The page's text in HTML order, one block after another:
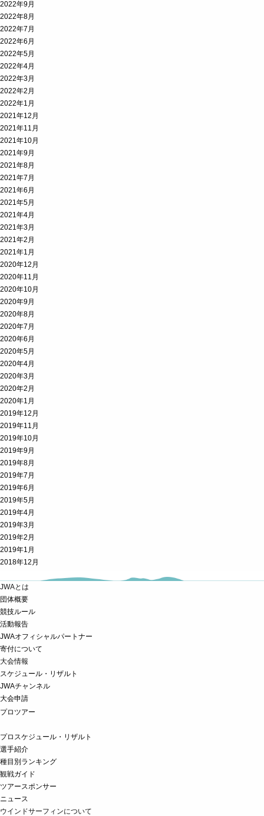
2022年9月
2022年8月
2022年7月
2022年6月
2022年5月
2022年4月
2022年3月
2022年2月
2022年1月
2021年12月
2021年11月
2021年10月
2021年9月
2021年8月
2021年7月
2021年6月
2021年5月
2021年4月
2021年3月
2021年2月
2021年1月
2020年12月
2020年11月
2020年10月
2020年9月
2020年8月
2020年7月
2020年6月
2020年5月
2020年4月
2020年3月
2020年2月
2020年1月
2019年12月
2019年11月
2019年10月
2019年9月
2019年8月
2019年7月
2019年6月
2019年5月
2019年4月
2019年3月
2019年2月
2019年1月
2018年12月
JWAとは
団体概要
競技ルール
活動報告
JWAオフィシャルパートナー
寄付について
大会情報
スケジュール・リザルト
JWAチャンネル
大会申請
プロツアー
プロスケジュール・リザルト
選手紹介
種目別ランキング
観戦ガイド
ツアースポンサー
ニュース
ウインドサーフィンについて